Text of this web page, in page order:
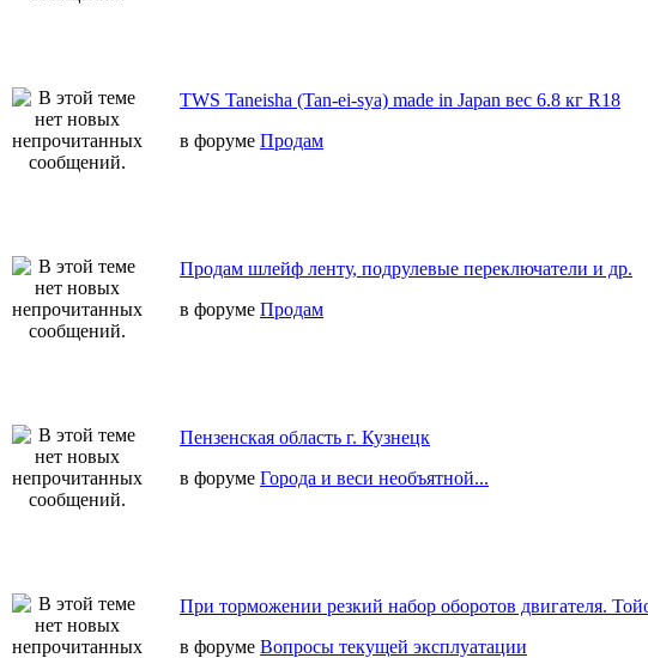
TWS Taneisha (Tan-ei-sya) made in Japan вес 6.8 кг R18
в форуме Продам
Продам шлейф ленту, подрулевые переключатели и др.
в форуме Продам
Пензенская область г. Кузнецк
в форуме Города и веси необъятной...
При торможении резкий набор оборотов двигателя.
в форуме Вопросы текущей эксплуатации